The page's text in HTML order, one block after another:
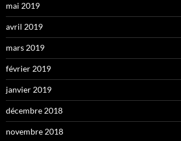
mai 2019
avril 2019
mars 2019
février 2019
janvier 2019
décembre 2018
novembre 2018